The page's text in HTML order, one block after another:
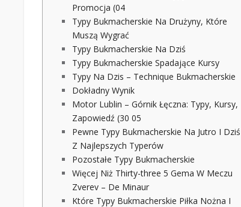
Promocja (04
Typy Bukmacherskie Na Drużyny, Które
Muszą Wygrać
Typy Bukmacherskie Na Dziś
Typy Bukmacherskie Spadające Kursy
Typy Na Dzis – Technique Bukmacherskie
Dokładny Wynik
Motor Lublin – Górnik Łęczna: Typy, Kursy,
Zapowiedź (30 05
Pewne Typy Bukmacherskie Na Jutro I Dziś
Z Najlepszych Typerów
Pozostałe Typy Bukmacherskie
Więcej Niż Thirty-three 5 Gema W Meczu
Zverev – De Minaur
Które Typy Bukmacherskie Piłka Nożna I